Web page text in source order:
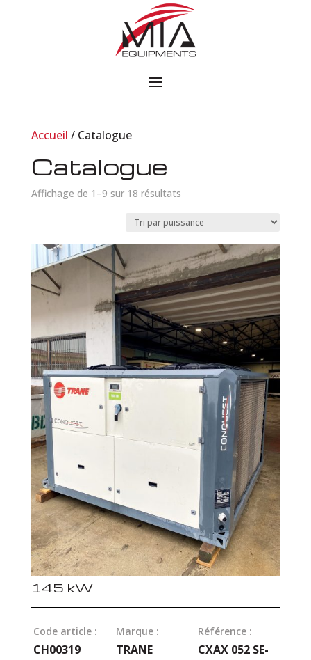
Accueil / Catalogue
Catalogue
Affichage de 1–9 sur 18 résultats
145 kW
Référence :
CXAX 052 SE-
Marque :
TRANE
Code article :
CH00319